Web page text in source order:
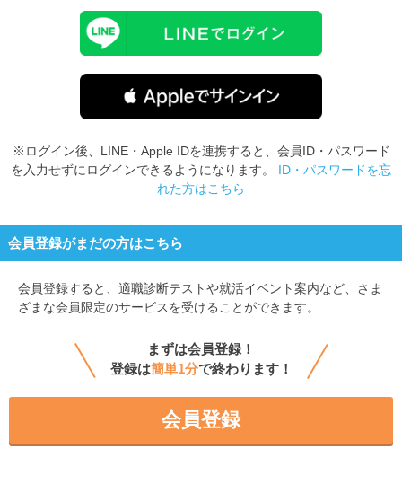
※ログイン後、LINE・Apple IDを連携すると、会員ID・パスワード
を入力せずにログインできるようになります。 ID・パスワードを忘
れた方はこちら
会員登録がまだの方はこちら
会員登録すると、 適職診断テストや就活イベント案内など、さま
ざまな会員限定のサービスを受けることができます。
まずは会員登録！
登録は簡単1分で終わります！
会員登録